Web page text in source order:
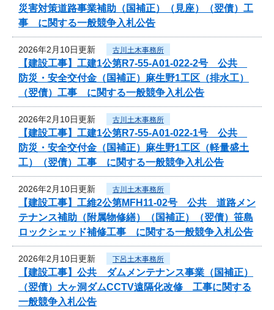
災害対策道路事業補助（国補正）（見座）（翌債）工
事 に関する一般競争入札公告
2026年2月10日更新 古川土木事務所
【建設工事】工建1公第R7-55-A01-022-2号 公共
防災・安全交付金（国補正）麻生野1工区（排水工）
（翌債）工事 に関する一般競争入札公告
2026年2月10日更新 古川土木事務所
【建設工事】工建1公第R7-55-A01-022-1号 公共
防災・安全交付金（国補正）麻生野1工区（軽量盛土
工）（翌債）工事 に関する一般競争入札公告
2026年2月10日更新 古川土木事務所
【建設工事】工維2公第MFH11-02号 公共 道路メン
テナンス補助（附属物修繕）（国補正）（翌債）笹島
ロックシェッド補修工事 に関する一般競争入札公告
2026年2月10日更新 下呂土木事務所
【建設工事】公共 ダムメンテナンス事業（国補正）
（翌債）大ヶ洞ダムCCTV遠隔化改修 工事に関する
一般競争入札公告